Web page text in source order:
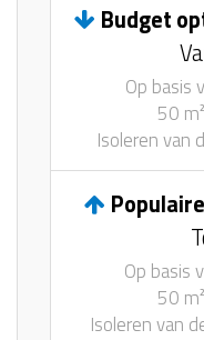
Budget
Op basis
50
Isoleren van
Op basis
50
Isoleren van